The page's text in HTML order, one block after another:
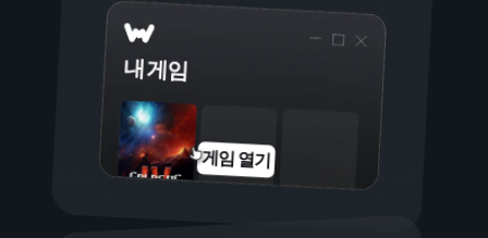
내 게임
게임 열기